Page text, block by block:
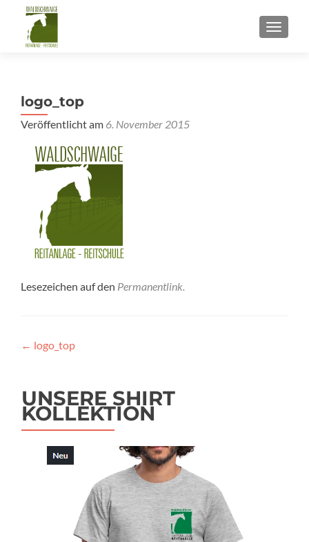
logo_top
Veröffentlicht am 6. November 2015
Lesezeichen auf den Permanentlink.
Beitragsnavigation
← logo_top
UNSERE SHIRT
KOLLEKTION